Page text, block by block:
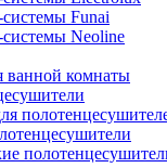
Funai
Neoline
ванной комнаты